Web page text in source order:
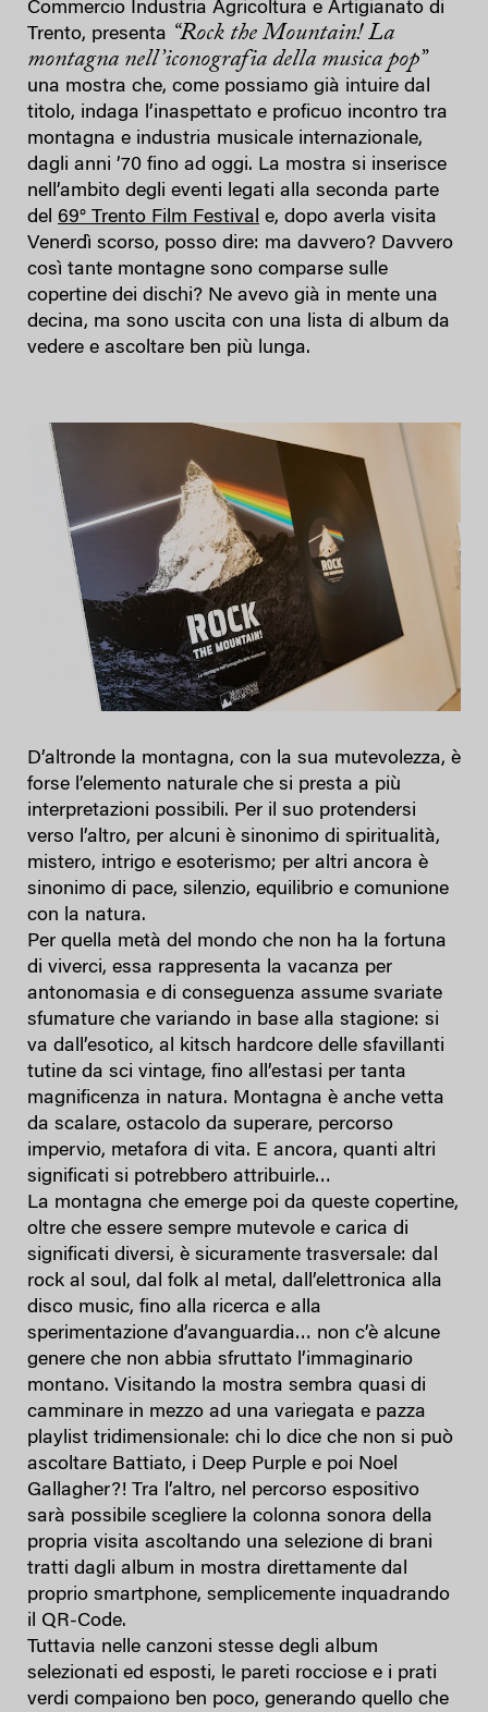
Commercio Industria Agricoltura e Artigianato di
Trento, presenta “Rock the Mountain! La
montagna nell’iconografia della musica pop”
una mostra che, come possiamo già intuire dal
titolo, indaga l’inaspettato e proficuo incontro tra
montagna e industria musicale internazionale,
dagli anni ’70 fino ad oggi. La mostra si inserisce
nell’ambito degli eventi legati alla seconda parte
del 69° Trento Film Festival e, dopo averla visita
Venerdì scorso, posso dire: ma davvero? Davvero
così tante montagne sono comparse sulle
copertine dei dischi? Ne avevo già in mente una
decina, ma sono uscita con una lista di album da
vedere e ascoltare ben più lunga.
D’altronde la montagna, con la sua mutevolezza, è
forse l’elemento naturale che si presta a più
interpretazioni possibili. Per il suo protendersi
verso l’altro, per alcuni è sinonimo di spiritualità,
mistero, intrigo e esoterismo; per altri ancora è
sinonimo di pace, silenzio, equilibrio e comunione
con la natura.
Per quella metà del mondo che non ha la fortuna
di viverci, essa rappresenta la vacanza per
antonomasia e di conseguenza assume svariate
sfumature che variando in base alla stagione: si
va dall’esotico, al kitsch hardcore delle sfavillanti
tutine da sci vintage, fino all’estasi per tanta
magnificenza in natura. Montagna è anche vetta
da scalare, ostacolo da superare, percorso
impervio, metafora di vita. E ancora, quanti altri
significati si potrebbero attribuirle…
La montagna che emerge poi da queste copertine,
oltre che essere sempre mutevole e carica di
significati diversi, è sicuramente trasversale: dal
rock al soul, dal folk al metal, dall’elettronica alla
disco music, fino alla ricerca e alla
sperimentazione d’avanguardia… non c’è alcune
genere che non abbia sfruttato l’immaginario
montano. Visitando la mostra sembra quasi di
camminare in mezzo ad una variegata e pazza
playlist tridimensionale: chi lo dice che non si può
ascoltare Battiato, i Deep Purple e poi Noel
Gallagher?! Tra l’altro, nel percorso espositivo
sarà possibile scegliere la colonna sonora della
propria visita ascoltando una selezione di brani
tratti dagli album in mostra direttamente dal
proprio smartphone, semplicemente inquadrando
il QR-Code.
Tuttavia nelle canzoni stesse degli album
selezionati ed esposti, le pareti rocciose e i prati
verdi compaiono ben poco, generando quello che